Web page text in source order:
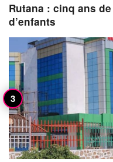
Rutana : cinq ans
d’enfants